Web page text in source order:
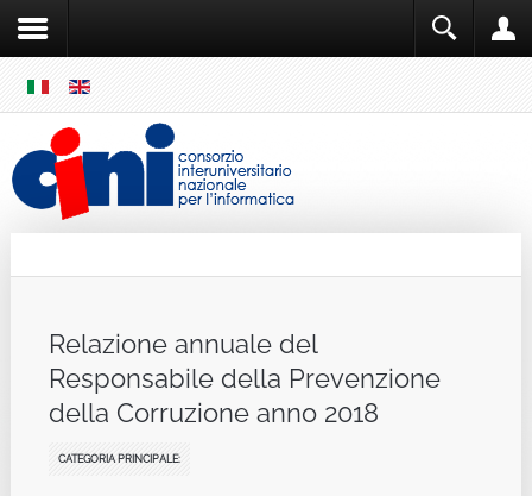
MENU
Relazione annuale del
Responsabile della Prevenzione
della Corruzione anno 2018
CATEGORIA PRINCIPALE: